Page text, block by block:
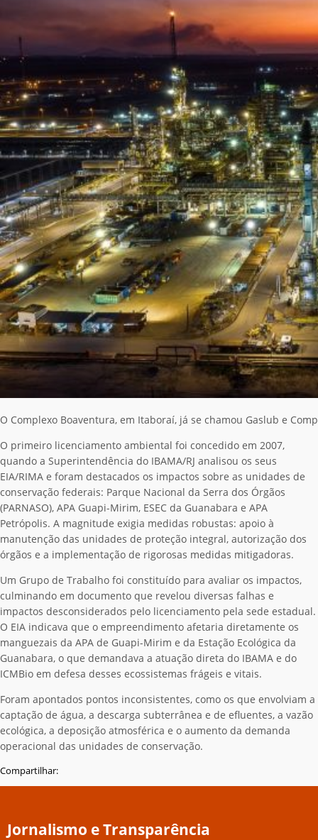
O Complexo Boaventura, em Itaboraí, já se chamou Gaslub e
O primeiro licenciamento ambiental foi concedido em 2007,
quando a Superintendência do IBAMA/RJ analisou os seus
EIA/RIMA e foram destacados os impactos sobre as unidades de
conservação federais: Parque Nacional da Serra dos Órgãos
(PARNASO), APA Guapi-Mirim, ESEC da Guanabara e APA
Petrópolis. A magnitude exigia medidas robustas: apoio à
manutenção das unidades de proteção integral, autorização dos
órgãos e a implementação de rigorosas medidas mitigadoras.
Um Grupo de Trabalho foi constituído para avaliar os impactos,
culminando em documento que revelou diversas falhas e
impactos desconsiderados pelo licenciamento pela sede estadual.
O EIA indicava que o empreendimento afetaria diretamente os
manguezais da APA de Guapi-Mirim e da Estação Ecológica da
Guanabara, o que demandava a atuação direta do IBAMA e do
ICMBio em defesa desses ecossistemas frágeis e vitais.
Foram apontados pontos inconsistentes, como os que envolviam a
captação de água, a descarga subterrânea e de efluentes, a vazão
ecológica, a deposição atmosférica e o aumento da demanda
operacional das unidades de conservação.
Compartilhar:
Jornalismo e Transparência